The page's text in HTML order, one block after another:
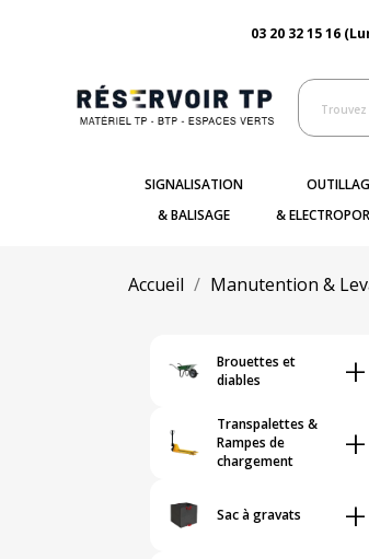
03 20 32 15 16
SIGNALISATION
& BALISAGE
&
Accueil Manutention &
Brouettes et
diables
+
Transpalettes &
Rampes de
chargement
+
Sac à gravats +